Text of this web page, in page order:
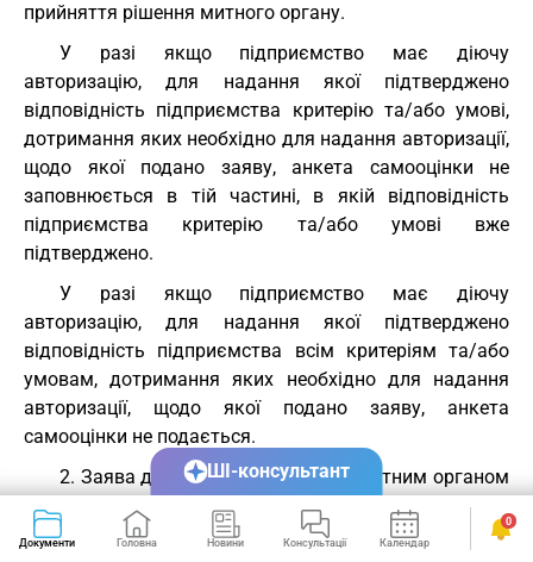
прийняття рішення митного органу.
У разі якщо підприємство має діючу
авторизацію, для надання якої підтверджено
відповідність підприємства критерію та/або умові,
дотримання яких необхідно для надання авторизації,
щодо якої подано заяву, анкета самооцінки не
заповнюється в тій частині, в якій відповідність
підприємства критерію та/або умові вже
підтверджено.
У разі якщо підприємство має діючу
авторизацію, для надання якої підтверджено
відповідність підприємства всім критеріям та/або
умовам, дотримання яких необхідно для надання
авторизації, щодо якої подано заяву, анкета
самооцінки не подається.
2. Заява для прийняття рішення митним органом
та анкета самооцінки, інші документи або їх копії, що
додаються до заяви, подаються одним із таких
Документи Головна Новини Консультації Календар Сервіси
0
ШІ-консультант